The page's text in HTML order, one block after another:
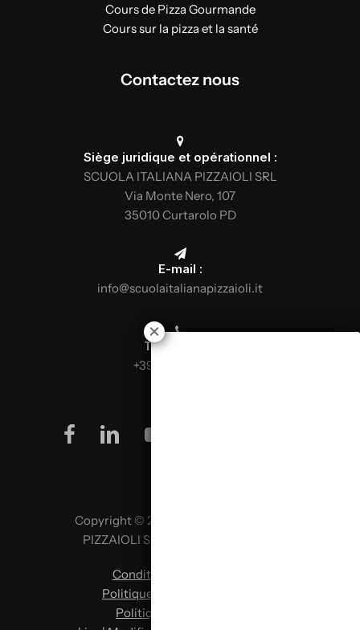
Cours de Pizza Gourmande
Cours sur la pizza et la santé
Contactez nous
Siège juridique et opérationnel :
SCUOLA ITALIANA PIZZAIOLI SRL
Via Monte Nero, 107
35010 Curtarolo PD
E-mail :
info@scuolaitalianapizzaioli.it
Téléphone :
+39 0499624665
facebook
linkedinyoutube
Copyright © 2026 SCUOLA ITALIANA
PIZZAIOLI SRL P. IVA 02957980341
Conditions d’utilisation
Politique de confidentialité
Politique en matière de